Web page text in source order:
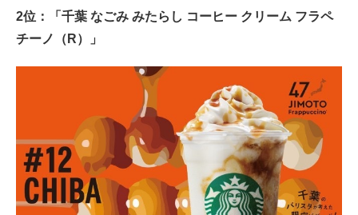
2位：「千葉 なごみ みたらし コーヒー クリーム フラペ
チーノ（R）」